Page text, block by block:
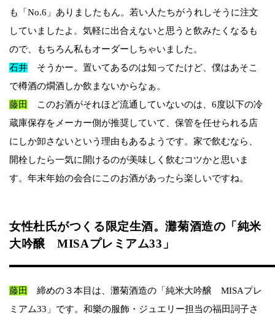
も「No.6」ありましたもん。若い人たちがうれしそうに注文
していましたよ。気軽に出合えないと思うと飲みたくなるも
ので、もちろん私もオーダーしちゃいました。
石井 そうかー。置いてあるのは知ってたけど、僕はあそこ
で樽酒の燗酒しか飲まないからなぁ。
藤田
このお酒がそれほど流通していないのは、6度以下の冷
蔵庫保存をメーカー側が推奨していて、保管を任せられる店
にしか卸さないという理由もあるようです。家で飲むなら、
開栓したら一気に開けるのが美味しく飲むコツかと思いま
す。年末年始の会合にこのお酒があったら楽しいですね。
女性杜氏がつくる限定生酒。灘菊酒造の「純米
大吟醸 MISAプレミアム33」
藤田
締めの３本目は、灘菊酒造の「純米大吟醸 MISAプレ
ミアム33」です。和樂の服飾・ジュエリー担当の福田詞子さ